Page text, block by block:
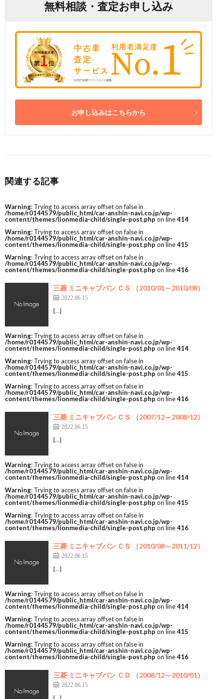
無料相談・査定お申し込み
お申し込みはこちらから
関連する記事
Warning: Trying to access array offset on false in
/home/r0144579/public_html/car-anshin-navi.co.jp/wp-
content/themes/lionmedia-child/single-post.php on line414
Warning: Trying to access array offset on false in
/home/r0144579/public_html/car-anshin-navi.co.jp/wp-
content/themes/lionmedia-child/single-post.php on line415
Warning: Trying to access array offset on false in
/home/r0144579/public_html/car-anshin-navi.co.jp/wp-
content/themes/lionmedia-child/single-post.php on line416
三菱 ミニキャブバン ＣＳ （2010/01～2010/08）
2022.06.15
[…]
Warning: Trying to access array offset on false in
/home/r0144579/public_html/car-anshin-navi.co.jp/wp-
content/themes/lionmedia-child/single-post.php on line414
Warning: Trying to access array offset on false in
/home/r0144579/public_html/car-anshin-navi.co.jp/wp-
content/themes/lionmedia-child/single-post.php on line415
Warning: Trying to access array offset on false in
/home/r0144579/public_html/car-anshin-navi.co.jp/wp-
content/themes/lionmedia-child/single-post.php on line416
三菱 ミニキャブバン ＣＳ （2007/12～2008/12）
2022.06.15
[…]
Warning: Trying to access array offset on false in
/home/r0144579/public_html/car-anshin-navi.co.jp/wp-
content/themes/lionmedia-child/single-post.php on line414
Warning: Trying to access array offset on false in
/home/r0144579/public_html/car-anshin-navi.co.jp/wp-
content/themes/lionmedia-child/single-post.php on line415
Warning: Trying to access array offset on false in
/home/r0144579/public_html/car-anshin-navi.co.jp/wp-
content/themes/lionmedia-child/single-post.php on line416
三菱 ミニキャブバン ＣＳ （2010/08～2011/12）
2022.06.15
[…]
Warning: Trying to access array offset on false in
/home/r0144579/public_html/car-anshin-navi.co.jp/wp-
content/themes/lionmedia-child/single-post.php on line414
Warning: Trying to access array offset on false in
/home/r0144579/public_html/car-anshin-navi.co.jp/wp-
content/themes/lionmedia-child/single-post.php on line415
Warning: Trying to access array offset on false in
/home/r0144579/public_html/car-anshin-navi.co.jp/wp-
content/themes/lionmedia-child/single-post.php on line416
三菱 ミニキャブバン ＣＤ （2008/12～2010/01）
2022.06.15